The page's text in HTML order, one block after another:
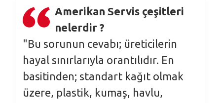
Amerikan Servis çeşitleri
nelerdir ?
"Bu sorunun cevabı; üreticilerin
hayal sınırlarıyla orantılıdır. En
basitinden; standart kağıt olmak
üzere, plastik, kumaş, havlu,